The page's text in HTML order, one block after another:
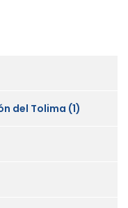
del Tolima (1)